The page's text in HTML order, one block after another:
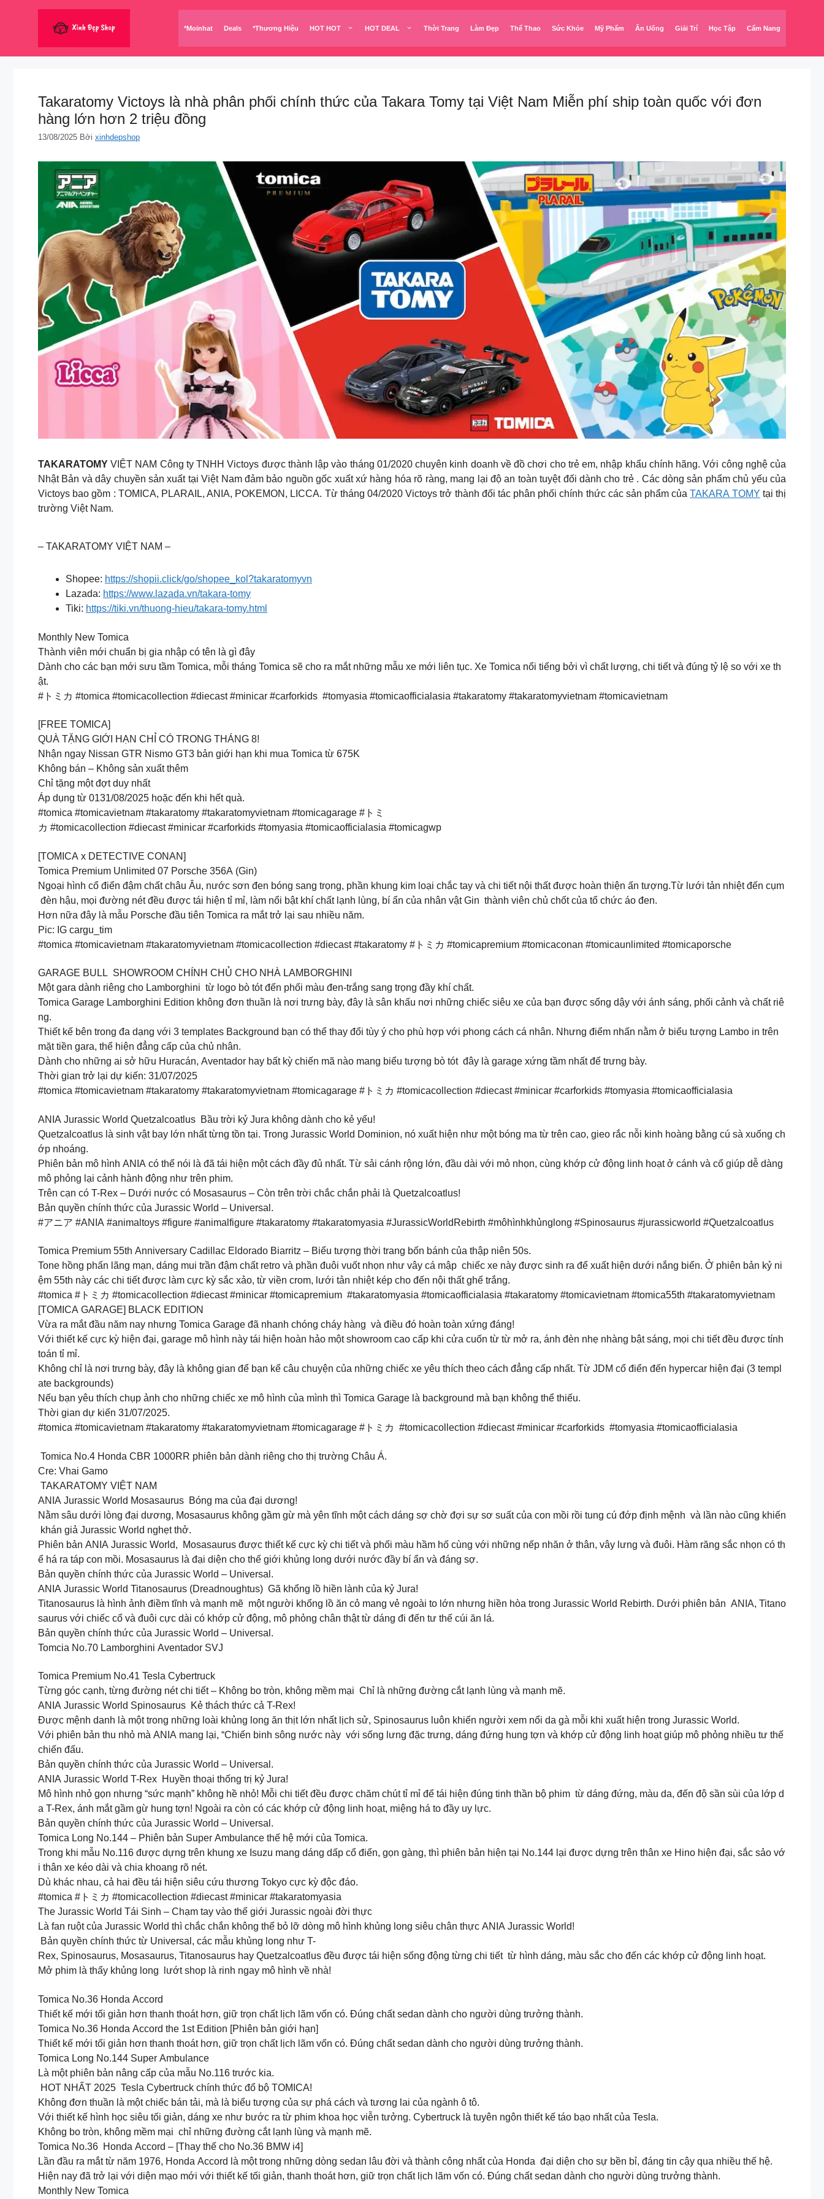
*Moinhat Deals *Thương Hiệu HOT HOT HOT DEAL Thời Trang Làm Đẹp Thể Thao Sức Khỏe Mỹ Phẩm Ăn Uống Giải Trí Học Tập Cẩm Nang
Takaratomy ️Victoys là nhà phân phối chính thức của Takara Tomy tại Việt Nam Miễn phí ship toàn quốc với đơn
hàng lớn hơn 2 triệu đồng
13/08/2025 Bởi xinhdepshop
TAKARATOMY VIỆT NAM Công ty TNHH Victoys được thành lập vào tháng 01/2020 chuyên kinh doanh về đồ chơi cho trẻ em, nhập khẩu chính hãng. Với công nghệ của
Nhật Bản và dây chuyền sản xuất tại Việt Nam đảm bảo nguồn gốc xuất xứ hàng hóa rõ ràng, mang lại độ an toàn tuyệt đối dành cho trẻ . Các dòng sản phẩm chủ yếu của
Victoys bao gồm : TOMICA, PLARAIL, ANIA, POKEMON, LICCA. Từ tháng 04/2020 Victoys trở thành đối tác phân phối chính thức các sản phẩm củaTAKARA TOMY tại thị
trường Việt Nam.
– TAKARATOMY VIỆT NAM –
Shopee: https://shopii.click/go/shopee_kol?takaratomyvn
Lazada: https://www.lazada.vn/takara-tomy
Tiki: https://tiki.vn/thuong-hieu/takara-tomy.html
Monthly New Tomica
Thành viên mới chuẩn bị gia nhập có tên là gì đây
Dành cho các bạn mới sưu tầm Tomica, mỗi tháng Tomica sẽ cho ra mắt những mẫu xe mới liên tục. Xe Tomica nổi tiếng bởi vì chất lượng, chi tiết và đúng tỷ lệ so với xe th
ật.
#トミカ #tomica #tomicacollection #diecast #minicar #carforkids #tomyasia #tomicaofficialasia #takaratomy #takaratomyvietnam #tomicavietnam
[FREE TOMICA]
QUÀ TẶNG GIỚI HẠN CHỈ CÓ TRONG THÁNG 8!
Nhận ngay Nissan GTR Nismo GT3 bản giới hạn khi mua Tomica từ 675K
Không bán – Không sản xuất thêm
️Chỉ tặng một đợt duy nhất
Áp dụng từ 0131/08/2025 hoặc đến khi hết quà.
#tomica #tomicavietnam #takaratomy #takaratomyvietnam #tomicagarage #トミ
カ #tomicacollection #diecast #minicar #carforkids #tomyasia #tomicaofficialasia #tomicagwp
[TOMICA x DETECTIVE CONAN]
Tomica Premium Unlimited 07 Porsche 356A (Gin)
Ngoại hình cổ điển đậm chất châu Âu, nước sơn đen bóng sang trọng, phần khung kim loại chắc tay và chi tiết nội thất được hoàn thiện ấn tượng.Từ lưới tản nhiệt đến cụm
đèn hậu, mọi đường nét đều được tái hiện tỉ mỉ, làm nổi bật khí chất lạnh lùng, bí ẩn của nhân vật Gin thành viên chủ chốt của tổ chức áo đen.
Hơn nữa đây là mẫu Porsche đầu tiên Tomica ra mắt trở lại sau nhiều năm.
Pic: IG cargu_tim
#tomica #tomicavietnam #takaratomyvietnam #tomicacollection #diecast #takaratomy #トミカ #tomicapremium #tomicaconan #tomicaunlimited #tomicaporsche
GARAGE BULL SHOWROOM CHÍNH CHỦ CHO NHÀ LAMBORGHINI
Một gara dành riêng cho Lamborghini từ logo bò tót đến phối màu đen-trắng sang trọng đầy khí chất.
Tomica Garage Lamborghini Edition không đơn thuần là nơi trưng bày, đây là sân khấu nơi những chiếc siêu xe của bạn được sống dậy với ánh sáng, phối cảnh và chất riê
ng.
Thiết kế bên trong đa dạng với 3 templates Background bạn có thể thay đổi tùy ý cho phù hợp với phong cách cá nhân. Nhưng điểm nhấn nằm ở biểu tượng Lambo in trên
mặt tiền gara, thể hiện đẳng cấp của chủ nhân.
Dành cho những ai sở hữu Huracán, Aventador hay bất kỳ chiến mã nào mang biểu tượng bò tót đây là garage xứng tầm nhất để trưng bày.
Thời gian trở lại dự kiến: 31/07/2025
#tomica #tomicavietnam #takaratomy #takaratomyvietnam #tomicagarage #トミカ #tomicacollection #diecast #minicar #carforkids #tomyasia #tomicaofficialasia
ANIA Jurassic World Quetzalcoatlus Bầu trời kỷ Jura không dành cho kẻ yếu!
Quetzalcoatlus là sinh vật bay lớn nhất từng tồn tại. Trong Jurassic World Dominion, nó xuất hiện như một bóng ma từ trên cao, gieo rắc nỗi kinh hoàng bằng cú sà xuống ch
ớp nhoáng.
Phiên bản mô hình ANIA có thể nói là đã tái hiện một cách đầy đủ nhất. Từ sải cánh rộng lớn, đầu dài với mỏ nhọn, cùng khớp cử động linh hoạt ở cánh và cổ giúp dễ dàng
mô phỏng lại cảnh hành động như trên phim.
Trên cạn có T-Rex – Dưới nước có Mosasaurus – Còn trên trời chắc chắn phải là Quetzalcoatlus!
Bản quyền chính thức của Jurassic World – Universal.
#アニア #ANIA #animaltoys #figure #animalfigure #takaratomy #takaratomyasia #JurassicWorldRebirth #môhìnhkhủnglong #Spinosaurus #jurassicworld #Quetzalcoatlus
Tomica Premium 55th Anniversary Cadillac Eldorado Biarritz – Biểu tượng thời trang bốn bánh của thập niên 50s. ️
Tone hồng phấn lãng mạn, dáng mui trần đậm chất retro và phần đuôi vuốt nhọn như vây cá mập chiếc xe này được sinh ra để xuất hiện dưới nắng biển. Ở phiên bản kỷ ni
ệm 55th này các chi tiết được làm cực kỳ sắc xảo, từ viền crom, lưới tản nhiệt kép cho đến nội thất ghế trắng.
#tomica #トミカ #tomicacollection #diecast #minicar #tomicapremium #takaratomyasia #tomicaofficialasia #takaratomy #tomicavietnam #tomica55th #takaratomyvietnam
[TOMICA GARAGE] BLACK EDITION
Vừa ra mắt đầu năm nay nhưng Tomica Garage đã nhanh chóng cháy hàng và điều đó hoàn toàn xứng đáng!
Với thiết kế cực kỳ hiện đại, garage mô hình này tái hiện hoàn hảo một showroom cao cấp khi cửa cuốn từ từ mở ra, ánh đèn nhẹ nhàng bật sáng, mọi chi tiết đều được tính
toán tỉ mỉ.
Không chỉ là nơi trưng bày, đây là không gian để bạn kể câu chuyện của những chiếc xe yêu thích theo cách đẳng cấp nhất. Từ JDM cổ điển đến hypercar hiện đại (3 templ
ate backgrounds)
Nếu bạn yêu thích chụp ảnh cho những chiếc xe mô hình của mình thì Tomica Garage là background mà bạn không thể thiếu.
Thời gian dự kiến 31/07/2025.
#tomica #tomicavietnam #takaratomy #takaratomyvietnam #tomicagarage #トミカ #tomicacollection #diecast #minicar #carforkids #tomyasia #tomicaofficialasia
Tomica No.4 Honda CBR 1000RR phiên bản dành riêng cho thị trường Châu Á.
Cre: Vhai Gamo
TAKARATOMY VIỆT NAM
ANIA Jurassic World Mosasaurus Bóng ma của đại dương!
Nằm sâu dưới lòng đại dương, Mosasaurus không gầm gừ mà yên tĩnh một cách dáng sợ chờ đợi sự sơ suất của con mồi rồi tung cú đớp định mệnh và lần nào cũng khiến
khán giả Jurassic World nghẹt thở.
Phiên bản ANIA Jurassic World, Mosasaurus được thiết kế cực kỳ chi tiết và phối màu hầm hố cùng với những nếp nhăn ở thân, vây lưng và đuôi. Hàm răng sắc nhọn có th
ể há ra táp con mồi. Mosasaurus là đại diện cho thế giới khủng long dưới nước đầy bí ẩn và đáng sợ.
Bản quyền chính thức của Jurassic World – Universal.
ANIA Jurassic World Titanosaurus (Dreadnoughtus) Gã khổng lồ hiền lành của kỷ Jura!
Titanosaurus là hình ảnh điềm tĩnh và mạnh mẽ một người khổng lồ ăn cỏ mang vẻ ngoài to lớn nhưng hiền hòa trong Jurassic World Rebirth. Dưới phiên bản ANIA, Titano
saurus với chiếc cổ và đuôi cực dài có khớp cử động, mô phỏng chân thật từ dáng đi đến tư thế cúi ăn lá.
Bản quyền chính thức của Jurassic World – Universal.
Tomcia No.70 Lamborghini Aventador SVJ
Tomica Premium No.41 Tesla Cybertruck
Từng góc cạnh, từng đường nét chi tiết – Không bo tròn, không mềm mại Chỉ là những đường cắt lạnh lùng và mạnh mẽ.
ANIA Jurassic World Spinosaurus Kẻ thách thức cả T-Rex!
Được mệnh danh là một trong những loài khủng long ăn thịt lớn nhất lịch sử, Spinosaurus luôn khiến người xem nổi da gà mỗi khi xuất hiện trong Jurassic World.
Với phiên bản thu nhỏ mà ANIA mang lại, “Chiến binh sông nước này với sống lưng đặc trưng, dáng đứng hung tợn và khớp cử động linh hoạt giúp mô phỏng nhiều tư thế
chiến đấu.
Bản quyền chính thức của Jurassic World – Universal.
ANIA Jurassic World T-Rex Huyền thoại thống trị kỷ Jura!
Mô hình nhỏ gọn nhưng “sức mạnh” không hề nhỏ! Mỗi chi tiết đều được chăm chút tỉ mỉ để tái hiện đúng tinh thần bộ phim từ dáng đứng, màu da, đến độ sần sùi của lớp d
a T-Rex, ánh mắt gầm gừ hung tợn! Ngoài ra còn có các khớp cử động linh hoạt, miệng há to đầy uy lực.
Bản quyền chính thức của Jurassic World – Universal.
Tomica Long No.144 – Phiên bản Super Ambulance thế hệ mới của Tomica.
Trong khi mẫu No.116 được dựng trên khung xe Isuzu mang dáng dấp cổ điển, gọn gàng, thì phiên bản hiện tại No.144 lại được dựng trên thân xe Hino hiện đại, sắc sảo vớ
i thân xe kéo dài và chia khoang rõ nét.
Dù khác nhau, cả hai đều tái hiện siêu cứu thương Tokyo cực kỳ độc đáo.
#tomica #トミカ #tomicacollection #diecast #minicar #takaratomyasia
The Jurassic World Tái Sinh – Chạm tay vào thế giới Jurassic ngoài đời thực
Là fan ruột của Jurassic World thì chắc chắn không thể bỏ lỡ dòng mô hình khủng long siêu chân thực ANIA Jurassic World!
Bản quyền chính thức từ Universal, các mẫu khủng long như T-
Rex, Spinosaurus, Mosasaurus, Titanosaurus hay Quetzalcoatlus đều được tái hiện sống động từng chi tiết từ hình dáng, màu sắc cho đến các khớp cử động linh hoạt.
Mở phim là thấy khủng long lướt shop là rinh ngay mô hình về nhà!
Tomica No.36 Honda Accord
Thiết kế mới tối giản hơn thanh thoát hơn, giữ trọn chất lịch lãm vốn có. Đúng chất sedan dành cho người dùng trưởng thành.
Tomica No.36 Honda Accord the 1st Edition [Phiên bản giới hạn]
Thiết kế mới tối giản hơn thanh thoát hơn, giữ trọn chất lịch lãm vốn có. Đúng chất sedan dành cho người dùng trưởng thành.
Tomica Long No.144 Super Ambulance
Là một phiên bản nâng cấp của mẫu No.116 trước kia.
HOT NHẤT 2025 Tesla Cybertruck chính thức đổ bộ TOMICA!
Không đơn thuần là một chiếc bán tải, mà là biểu tượng của sự phá cách và tương lai của ngành ô tô.
Với thiết kế hình học siêu tối giản, dáng xe như bước ra từ phim khoa học viễn tưởng. Cybertruck là tuyên ngôn thiết kế táo bạo nhất của Tesla.
Không bo tròn, không mềm mại chỉ những đường cắt lạnh lùng và mạnh mẽ.
Tomica No.36 Honda Accord – [Thay thế cho No.36 BMW i4]
Lần đầu ra mắt từ năm 1976, Honda Accord là một trong những dòng sedan lâu đời và thành công nhất của Honda đại diện cho sự bền bỉ, đáng tin cậy qua nhiều thế hệ.
Hiện nay đã trở lại với diện mạo mới với thiết kế tối giản, thanh thoát hơn, giữ trọn chất lịch lãm vốn có. Đúng chất sedan dành cho người dùng trưởng thành.
Monthly New Tomica